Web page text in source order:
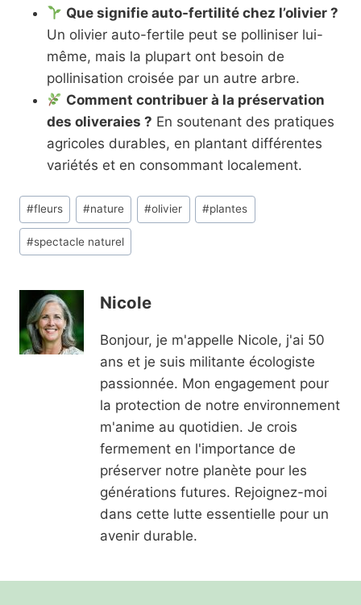
Que signifie auto-fertilité chez l’olivier ?
Un olivier auto-fertile peut se polliniser lui-
même, mais la plupart ont besoin de
pollinisation croisée par un autre arbre.
Comment contribuer à la préservation
des oliveraies ? En soutenant des pratiques
agricoles durables, en plantant différentes
variétés et en consommant localement.
Étiquettes
de
la
#fleurs #nature #olivier #plantes
#spectacle naturel
Nicole
Bonjour, je m'appelle Nicole, j'ai 50
ans et je suis militante écologiste
passionnée. Mon engagement pour
la protection de notre environnement
m'anime au quotidien. Je crois
fermement en l'importance de
préserver notre planète pour les
générations futures. Rejoignez-moi
dans cette lutte essentielle pour un
avenir durable.